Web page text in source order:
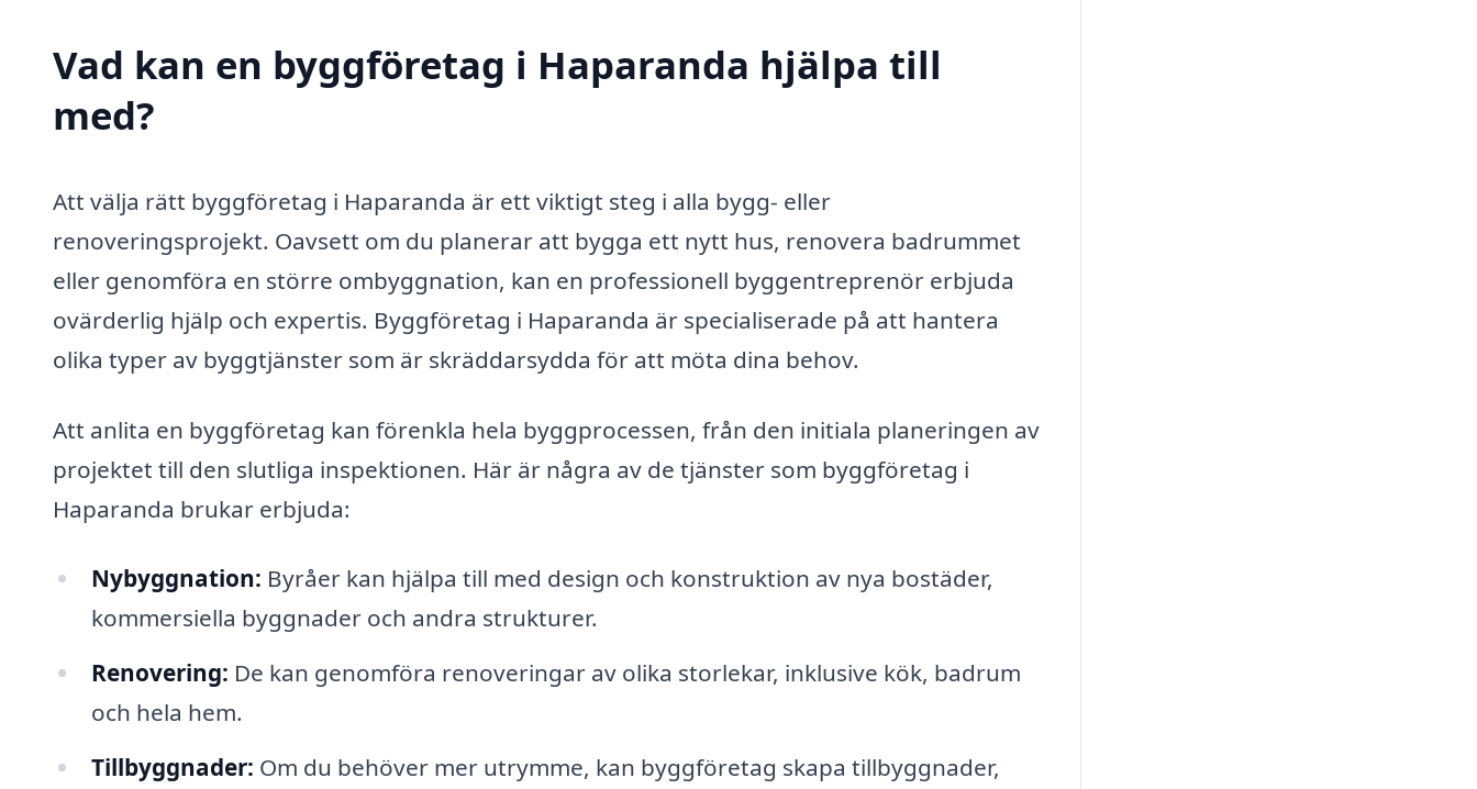
Vad kan en byggföretag i Haparanda hjälpa till
med?
Att välja rätt byggföretag i Haparanda är ett viktigt steg i alla bygg- eller
renoveringsprojekt. Oavsett om du planerar att bygga ett nytt hus, renovera badrummet
eller genomföra en större ombyggnation, kan en professionell byggentreprenör erbjuda
ovärderlig hjälp och expertis. Byggföretag i Haparanda är specialiserade på att hantera
olika typer av byggtjänster som är skräddarsydda för att möta dina behov.
Att anlita en byggföretag kan förenkla hela byggprocessen, från den initiala planeringen av
projektet till den slutliga inspektionen. Här är några av de tjänster som byggföretag i
Haparanda brukar erbjuda:
Nybyggnation: Byråer kan hjälpa till med design och konstruktion av nya bostäder,
kommersiella byggnader och andra strukturer.
Renovering: De kan genomföra renoveringar av olika storlekar, inklusive kök, badrum
och hela hem.
Tillbyggnader: Om du behöver mer utrymme, kan byggföretag skapa tillbyggnader,